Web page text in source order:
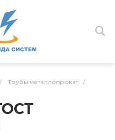
/ Трубы металлопрокат
/